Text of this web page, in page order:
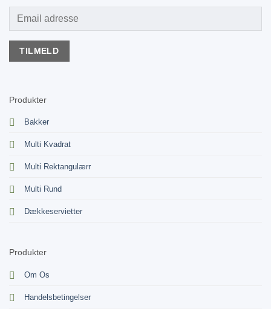
Produkter
Bakker
Multi Kvadrat
Multi Rektangulærr
Multi Rund
Dækkeservietter
Produkter
Om Os
Handelsbetingelser